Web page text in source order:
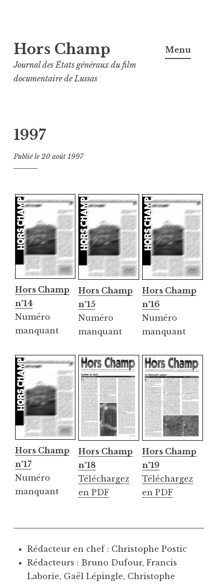
au
contenu
principal
Hors Champ
Journal des États généraux du film
documentaire de Lussas
Menu
1997
Publié le20 août 1997
Hors Champ
n°14
Numéro
manquant
Hors Champ
n°15
Numéro
manquant
Hors Champ
n°16
Numéro
manquant
Hors Champ
n°17
Numéro
manquant
Hors Champ
n°18
Téléchargez
en PDF
Hors Champ
n°19
Téléchargez
en PDF
Rédacteur en chef : Christophe Postic
Rédacteurs : Bruno Dufour, Francis
Laborie, Gaël Lépingle, Christophe